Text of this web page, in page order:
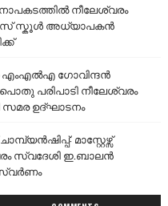
നീലേശ്വരം
സ്കൂൾ അധ്യാപകൻ
എംഎൽഎ ഗോവിന്ദൻ
പരിപാടി നീലേശ്വരം
ഉദ്ഘാടനം
മാസ്റ്റേഴ്സ്
സ്വദേശി ഇ.ബാലൻ
സ്വർണം